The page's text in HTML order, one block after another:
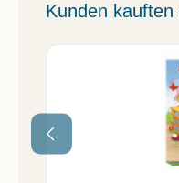
Kunden kauften